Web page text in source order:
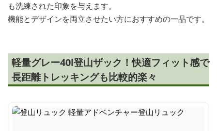
も洗練された印象を与えます。
機能とデザインを両立させたい方におすすめの一品です。
軽量グレー40l登山ザック！快適フィット感で
長距離トレッキングも比較的楽々